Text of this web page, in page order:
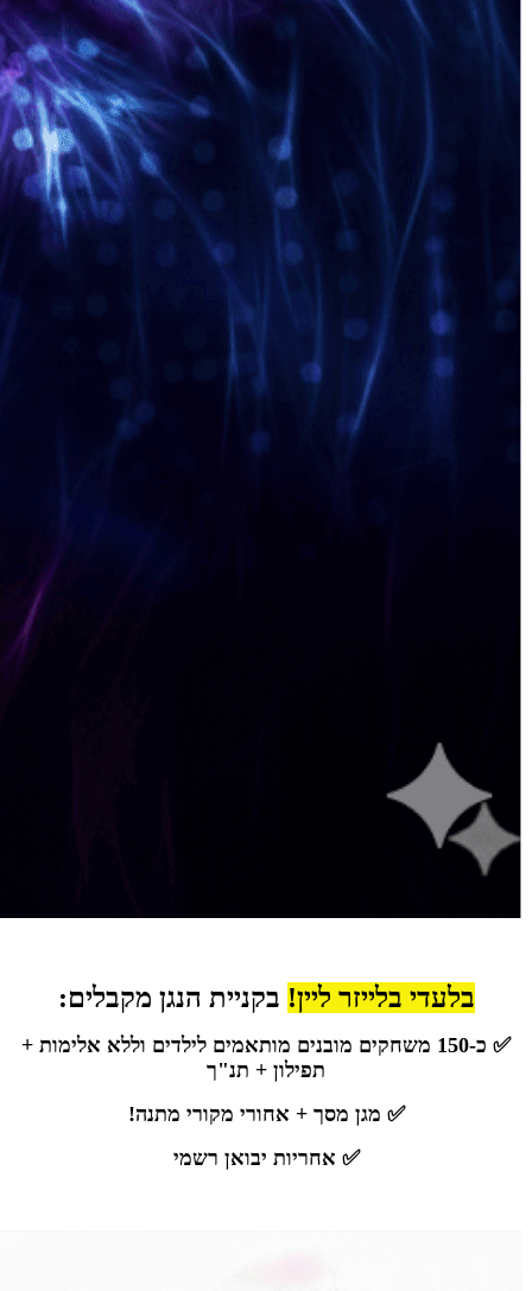
בלעדי בלייזר ליין! בקניית הנגן מקבלים:
✅ כ-150 משחקים מובנים מותאמים לילדים וללא אלימות +
תפילון + תנ"ך
✅ מגן מסך + אחורי מקורי מתנה!
✅ אחריות יבואן רשמי